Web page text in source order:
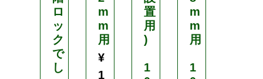
ロ
ッ
ク
で
し
m
m
用
¥
1
置
用
)
1
m
m
用
1